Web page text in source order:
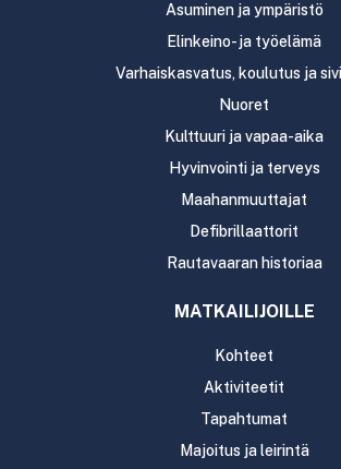
Asuminen ja ympäristö
Elinkeino- ja työelämä
Varhaiskasvatus, koulutus ja
Nuoret
Kulttuuri ja vapaa-aika
Hyvinvointi ja terveys
Maahanmuuttajat
Defibrillaattorit
Rautavaaran historiaa
MATKAILIJOILLE
Kohteet
Aktiviteetit
Tapahtumat
Majoitus ja leirintä